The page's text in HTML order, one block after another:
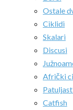
Ostale
Ciklidi
Skalari
Discusi
Afrički
Catfish